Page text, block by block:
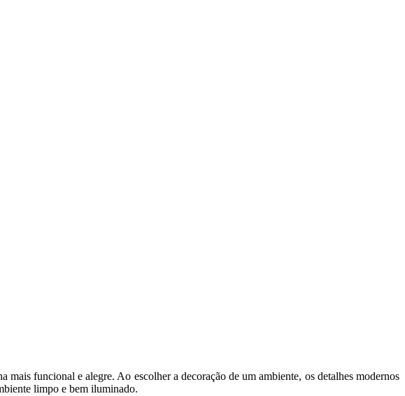
funcional e alegre. Ao escolher a decoração de um ambiente, os detalhes modernos
limpo e bem iluminado.